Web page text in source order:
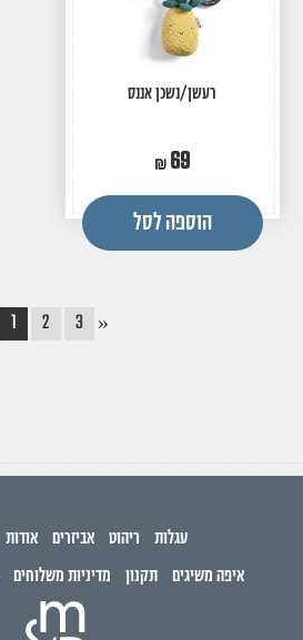
רעשן/נשכן אננס
69
הוספה לסל
1 2 3 »
עגלות ריהוט אביזרים אודות
איפה משיגים תקנון מדיניות משלוחים